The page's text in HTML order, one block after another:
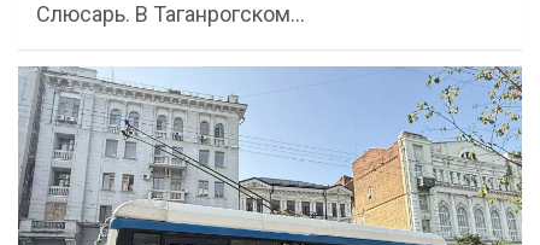
Слюсарь. В Таганрогском…